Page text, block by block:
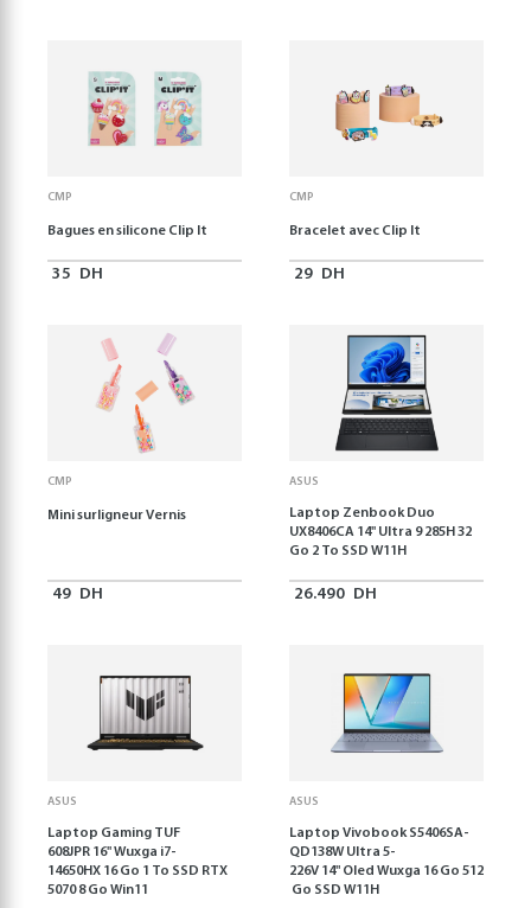
CMP
Bagues en silicone Clip It
35 DH
CMP
Bracelet avec Clip It
29 DH
CMP
Mini surligneur Vernis
49 DH
ASUS
Laptop Zenbook Duo
UX8406CA 14'' Ultra 9 285H 32
Go 2 To SSD W11H
26.490 DH
ASUS
Laptop Gaming TUF
608JPR 16'' Wuxga i7-
14650HX 16 Go 1 To SSD RTX
5070 8 Go Win11
ASUS
Laptop Vivobook S5406SA-
QD138W Ultra 5-
226V 14" Oled Wuxga 16 Go 512
Go SSD W11H